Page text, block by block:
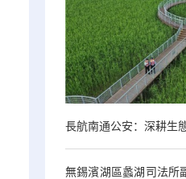
長航南通公安：深耕生
無錫濱湖區蠡湖司法所